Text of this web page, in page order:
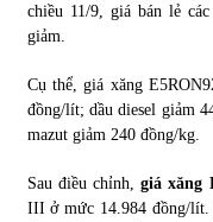
31/
31/
chiều 11/9, giá bán lẻ
giảm.
Cụ thể, giá xăng
đồng/lít; dầu diesel giảm
mazut giảm 240 đồng/kg.
Sau điều chỉnh,giá xăng
III ở mức 14.984 đồng/lít.